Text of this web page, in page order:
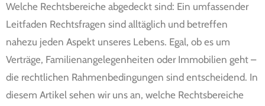
Welche Rechtsbereiche abgedeckt sind: Ein umfassender
Leitfaden Rechtsfragen sind alltäglich und betreffen
nahezu jeden Aspekt unseres Lebens. Egal, ob es um
Verträge, Familienangelegenheiten oder Immobilien geht –
die rechtlichen Rahmenbedingungen sind entscheidend. In
diesem Artikel sehen wir uns an, welche Rechtsbereiche